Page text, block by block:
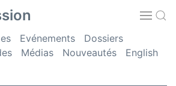
Evénements
Dossiers
Médias Nouveautés
English